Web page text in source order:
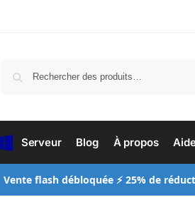
Serveur Blog À propos
Vente flash débloquée ⚡ 25% de